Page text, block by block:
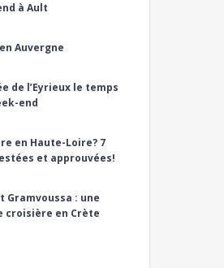
à Ault
Auvergne
de l’Eyrieux le temps
end
en Haute-Loire? 7
et approuvées!
Gramvoussa : une
croisière en Crète